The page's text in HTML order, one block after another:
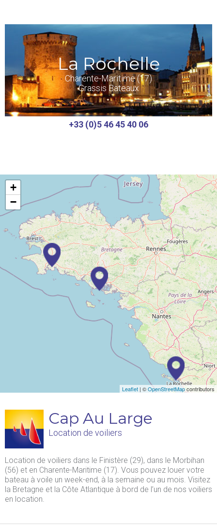
La Rochelle
Charente-Maritime (17)
Grassis Bateaux
+33 (0)5 46 45 40 06
+
−
Leaflet | ©OpenStreetMapcontributors
Cap Au Large
Location de voiliers
Location de voiliers dans le Finistère (29), dans le Morbihan
(56) et en Charente-Maritime (17). Vous pouvez louer votre
bateau à voile un week-end, à la semaine ou au mois. Visitez
la Bretagne et la Côte Atlantique à bord de l’un de nos voiliers
en location.